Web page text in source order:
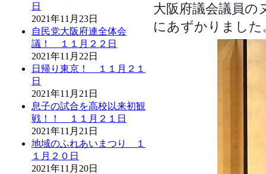
日
2021年11月23日
自民党大阪府連全体会
議！ １１月２２日
2021年11月22日
日帰り東京！ １１月２１
日
2021年11月21日
息子の試合を高校以来初観
戦！！ １１月２１日
2021年11月21日
地域のふれあいまつり １
１月２０日
2021年11月20日
大阪府議会議員の
にあずかりました